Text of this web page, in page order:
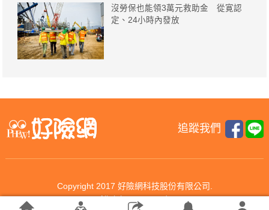
沒勞保也能領3萬元救助金 從寛認
定、24小時內發放
追蹤我們
Copyright 2017 好險網科技股份有限公司.
All rights reserved.